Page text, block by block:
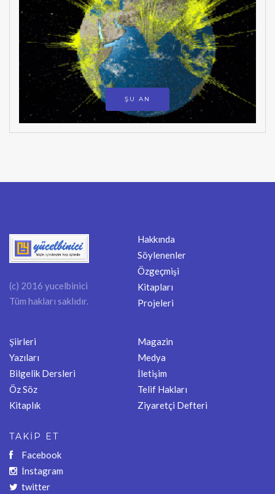
ŞU AN
(c) 2016 yucelbinici
Tüm hakları saklıdır.
Hakkında
Söylenenler
Özgeçmişi
Kitapları
Projeleri
Şiirleri
Yazıları
Bilgelik Dersleri
Öz Söz
Kitaplık
Magazin
Medya
İletişim
Telif Hakları
Ziyaretçi Defteri
TAKİP ET
Facebook
İnstagram
twitter